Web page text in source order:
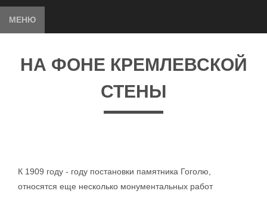
МЕНЮ
НА ФОНЕ КРЕМЛЕВСКОЙ
СТЕНЫ
К 1909 году - году постановки памятника Гоголю,
относятся еще несколько монументальных работ